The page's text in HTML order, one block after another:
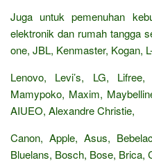
Juga untuk pemenuhan
elektronik dan rumah tangga
one, JBL, Kenmaster, Kogan,
Lenovo, Levi’s, LG,
Mamypoko, Maxim,
AIUEO, Alexandre Christie,
Canon, Apple, Asus,
Bluelans, Bosch, Bose, Brica,